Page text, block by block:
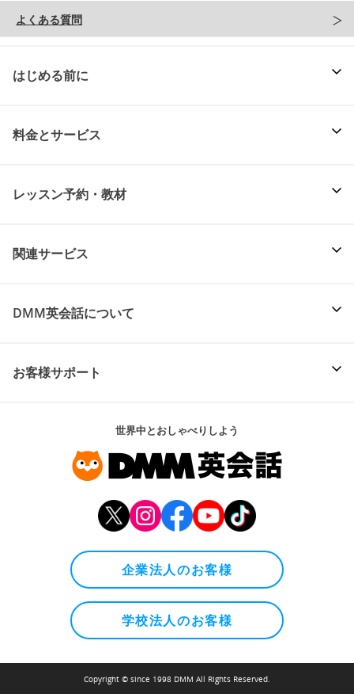
よくある質問
はじめる前に
料金とサービス
レッスン予約・教材
関連サービス
DMM英会話について
お客様サポート
世界中とおしゃべりしよう
企業法人のお客様
学校法人のお客様
Copyright © since 1998 DMM All Rights Reserved.